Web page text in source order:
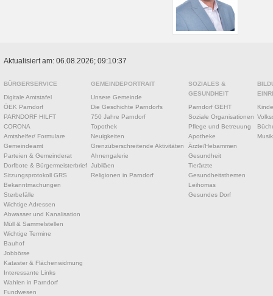
Aktualisiert am: 06.08.2026; 09:10:37
BÜRGERSERVICE
Digitale Amtstafel
ÖEK Parndorf
PARNDORF HILFT
CORONA
Amtshelfer/ Formulare
Gemeindeamt
Parteien & Gemeinderat
Dorfbote & Bürgermeisterbrief
Sitzungsprotokoll GRS
Bekanntmachungen
Sterbefälle
Wichtige Adressen
Abwasser und Kanalisation
Müll & Sammelstellen
Wichtige Termine
Bauhof
Jobbörse
Kataster & Flächenwidmung
Interessante Links
Wahlen in Parndorf
Fundwesen
GEMEINDEPORTRAIT
Unsere Gemeinde
Die Geschichte Parndorfs
750 Jahre Parndorf
Topothek
Neuigkeiten
Grenzüberschreitende Aktivitäten
Ahnengalerie
Jubiläen
Religionen in Parndorf
SOZIALES &
GESUNDHEIT
Parndorf GEHT
Soziale Organisationen
Pflege und Betreuung
Apotheke
Ärzte/Hebammen
Gesundheit
Tierärzte
Gesundheitsthemen
Leihomas
Gesundes Dorf